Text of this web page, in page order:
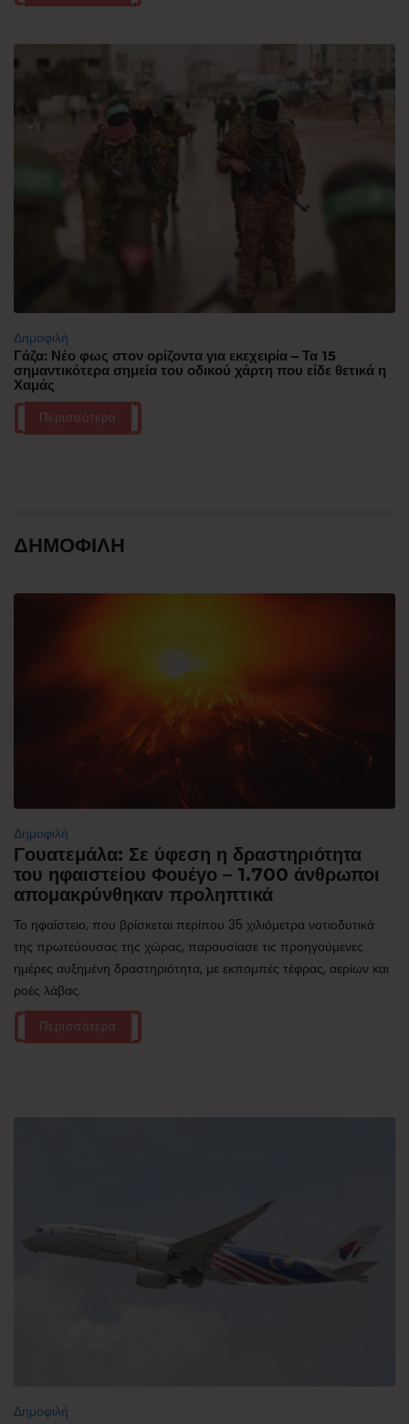
Δημοφιλή
Γάζα: Νέο φως στον ορίζοντα για εκεχειρία – Τα 15
σημαντικότερα σημεία του οδικού χάρτη που είδε θετικά η
Χαμάς
Περισσότερα
ΔΗΜΟΦΙΛΗ
Δημοφιλή
Γουατεμάλα: Σε ύφεση η δραστηριότητα
του ηφαιστείου Φουέγο – 1.700 άνθρωποι
απομακρύνθηκαν προληπτικά
Το ηφαίστειο, που βρίσκεται περίπου 35 χιλιόμετρα νοτιοδυτικά
της πρωτεύουσας της χώρας, παρουσίασε τις προηγούμενες
ημέρες αυξημένη δραστηριότητα, με εκπομπές τέφρας, αερίων και
ροές λάβας.
Περισσότερα
Δημοφιλή